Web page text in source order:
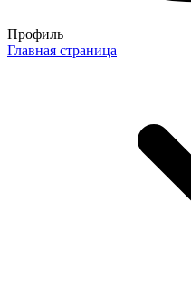
Профиль
Главная страница